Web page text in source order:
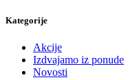
Kategorije
Akcije
Izdvajamo iz ponude
Novosti